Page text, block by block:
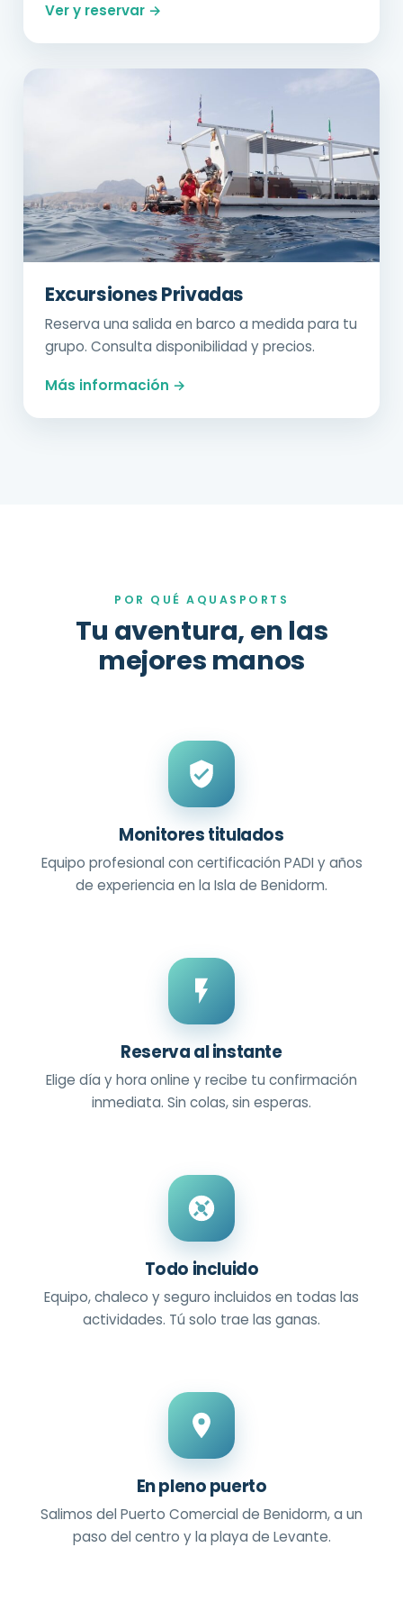
Ver y reservar →
Excursiones Privadas
Reserva una salida en barco a medida para tu
grupo. Consulta disponibilidad y precios.
Más información →
POR QUÉ AQUASPORTS
Tu aventura, en las
mejores manos
Monitores titulados
Equipo profesional con certificación PADI y años
de experiencia en la Isla de Benidorm.
Reserva al instante
Elige día y hora online y recibe tu confirmación
inmediata. Sin colas, sin esperas.
Todo incluido
Equipo, chaleco y seguro incluidos en todas las
actividades. Tú solo trae las ganas.
En pleno puerto
Salimos del Puerto Comercial de Benidorm, a un
paso del centro y la playa de Levante.